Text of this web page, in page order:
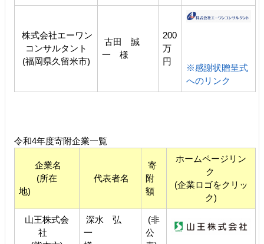
株式会社エーワン
コンサルタント
(福岡県久留米市)
古田 誠
一 様
200
万
円
※感謝状贈呈式
へのリンク
令和4年度寄附企業一覧
企業名
(所在
地)
代表者名
寄
附
額
ホームページリン
ク
(企業ロゴをクリッ
ク)
山王株式会
社
深水 弘
一
(非
公